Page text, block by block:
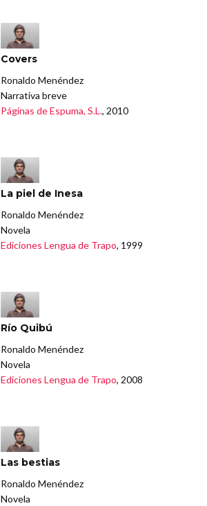
Covers
Ronaldo Menéndez
Narrativa breve
Páginas de Espuma, S.L., 2010
La piel de Inesa
Ronaldo Menéndez
Novela
Ediciones Lengua de Trapo, 1999
Río Quibú
Ronaldo Menéndez
Novela
Ediciones Lengua de Trapo, 2008
Las bestias
Ronaldo Menéndez
Novela